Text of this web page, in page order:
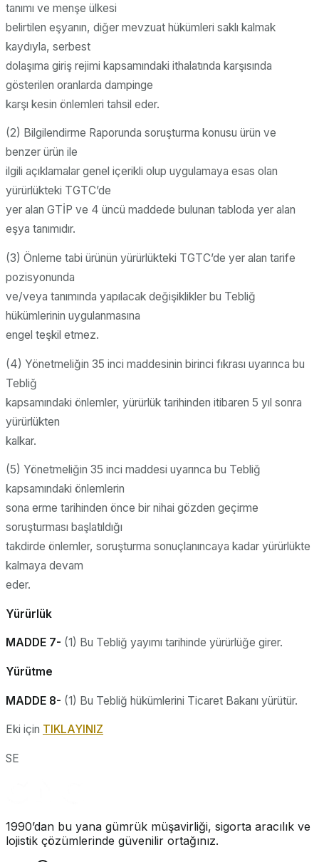
tanımı ve menşe ülkesi
belirtilen eşyanın, diğer mevzuat hükümleri saklı kalmak
kaydıyla, serbest
dolaşıma giriş rejimi kapsamındaki ithalatında karşısında
gösterilen oranlarda dampinge
karşı kesin önlemleri tahsil eder.
(2) Bilgilendirme Raporunda soruşturma konusu ürün ve
benzer ürün ile
ilgili açıklamalar genel içerikli olup uygulamaya esas olan
yürürlükteki TGTC’de
yer alan GTİP ve 4 üncü maddede bulunan tabloda yer alan
eşya tanımıdır.
(3) Önleme tabi ürünün yürürlükteki TGTC’de yer alan tarife
pozisyonunda
ve/veya tanımında yapılacak değişiklikler bu Tebliğ
hükümlerinin uygulanmasına
engel teşkil etmez.
(4) Yönetmeliğin 35 inci maddesinin birinci fıkrası uyarınca bu
Tebliğ
kapsamındaki önlemler, yürürlük tarihinden itibaren 5 yıl sonra
yürürlükten
kalkar.
(5) Yönetmeliğin 35 inci maddesi uyarınca bu Tebliğ
kapsamındaki önlemlerin
sona erme tarihinden önce bir nihai gözden geçirme
soruşturması başlatıldığı
takdirde önlemler, soruşturma sonuçlanıncaya kadar yürürlükte
kalmaya devam
eder.
Yürürlük
MADDE 7- (1) Bu Tebliğ yayımı tarihinde yürürlüğe girer.
Yürütme
MADDE 8- (1) Bu Tebliğ hükümlerini Ticaret Bakanı yürütür.
Eki için TIKLAYINIZ
SE
1990’dan bu yana gümrük müşavirliği, sigorta aracılık ve
lojistik çözümlerinde güvenilir ortağınız.